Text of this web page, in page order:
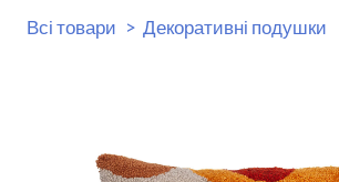
Всі товари Декоративні подушки